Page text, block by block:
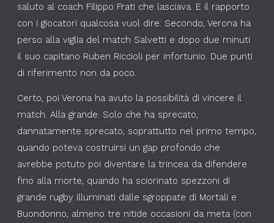
saluto al coach Filippo Frati che lasciava. E il rapporto
con i giocatori qualcosa vuol dire. Secondo, Verona ha
perso alla viglia del match Salvetti e dopo due minuti
il suo capitano Ruben Riccioli per infortunio. Due punti
di riferimento non da poco.
Certo, poi Verona ha avuto la possibilità di vincere il
match. Alla grande. Solo che ha sprecato,
dannatamente sprecato, soprattutto nel primo tempo,
quando poteva costruirsi un gap profondo che
avrebbe potuto poi diventare la trincea da difendere
fino alla morte, quando ha sciorinato spezzoni di
grande rugby illuminati dalle sgroppate di Mortali e
Buondonno, almeno tre nitide occasioni da meta (con